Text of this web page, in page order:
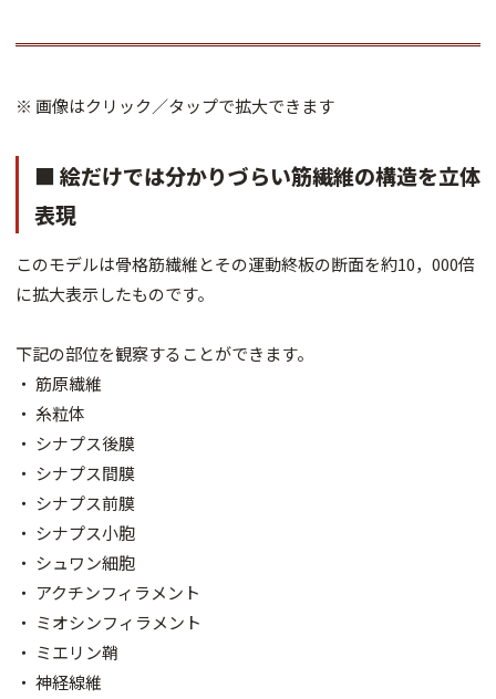
※ 画像はクリック／タップで拡大できます
■ 絵だけでは分かりづらい筋繊維の構造を立体
表現
このモデルは骨格筋繊維とその運動終板の断面を約10，000倍
に拡大表示したものです。
下記の部位を観察することができます。
・ 筋原繊維
・ 糸粒体
・ シナプス後膜
・ シナプス間膜
・ シナプス前膜
・ シナプス小胞
・ シュワン細胞
・ アクチンフィラメント
・ ミオシンフィラメント
・ ミエリン鞘
・ 神経線維